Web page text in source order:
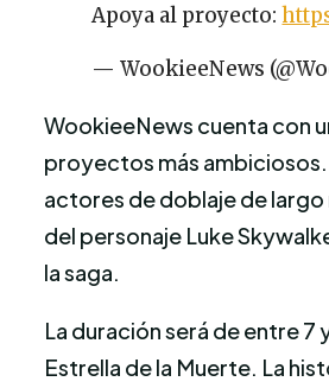
Apoya al proyecto:
— WookieeNews
WookieeNews cuenta con
proyectos más
actores de doblaje de
del personaje Luke
la saga.
La duración será de entre
Estrella de la Muerte. La